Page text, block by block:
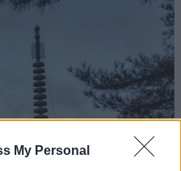
My Personal